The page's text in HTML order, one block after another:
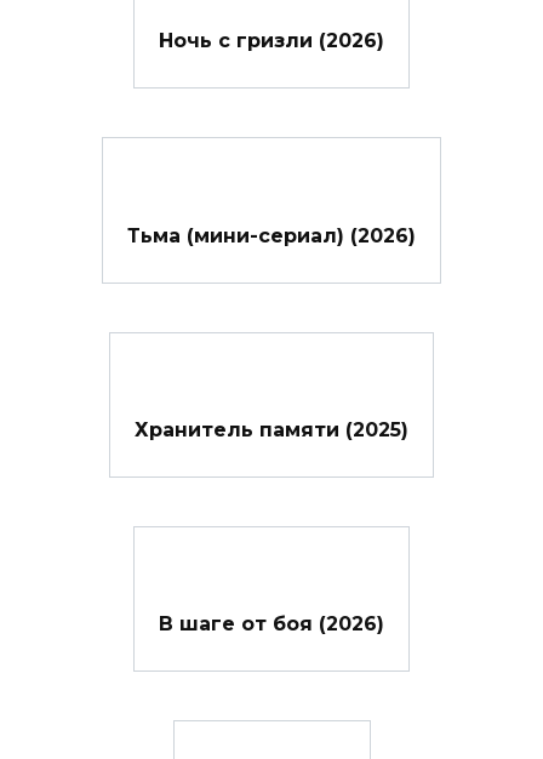
Ночь с гризли (2026)
Тьма (мини-сериал) (2026)
Хранитель памяти (2025)
В шаге от боя (2026)